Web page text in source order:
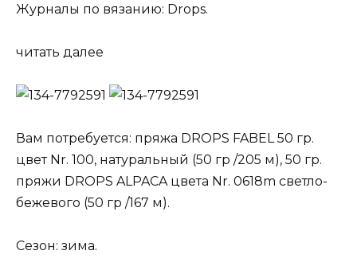
Журналы по вязанию: Drops.
читать далее
Вам потребуется: пряжа DROPS FABEL 50 гр.
цвет Nr. 100, натуральный (50 гр /205 м), 50 гр.
пряжи DROPS ALPACA цвета Nr. 0618m светло-
бежевого (50 гр /167 м).
Сезон: зима.